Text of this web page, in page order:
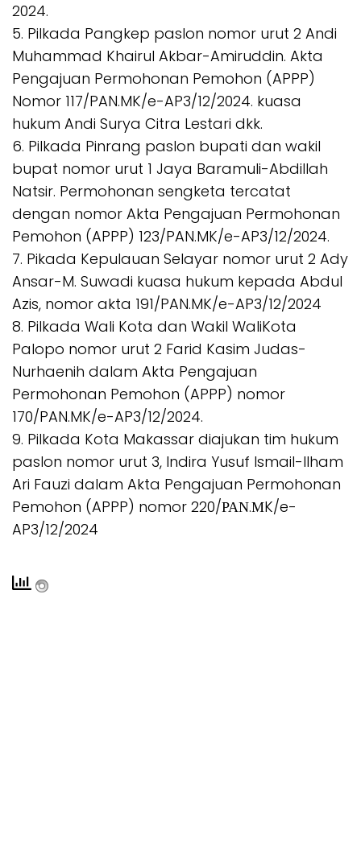
2024.
5. Pilkada Pangkep paslon nomor urut 2 Andi
Muhammad Khairul Akbar-Amiruddin. Akta
Pengajuan Permohonan Pemohon (APPP)
Nomor 117/PAN.MK/e-AP3/12/2024. kuasa
hukum Andi Surya Citra Lestari dkk.
6. Pilkada Pinrang paslon bupati dan wakil
bupat nomor urut 1 Jaya Baramuli-Abdillah
Natsir. Permohonan sengketa tercatat
dengan nomor Akta Pengajuan Permohonan
Pemohon (APPP) 123/PAN.MK/e-AP3/12/2024.
7. Pikada Kepulauan Selayar nomor urut 2 Ady
Ansar-M. Suwadi kuasa hukum kepada Abdul
Azis, nomor akta 191/PAN.MK/e-AP3/12/2024
8. Pilkada Wali Kota dan Wakil WaliKota
Palopo nomor urut 2 Farid Kasim Judas-
Nurhaenih dalam Akta Pengajuan
Permohonan Pemohon (APPP) nomor
170/PAN.MK/e-AP3/12/2024.
9. Pilkada Kota Makassar diajukan tim hukum
paslon nomor urut 3, Indira Yusuf Ismail-Ilham
Ari Fauzi dalam Akta Pengajuan Permohonan
Pemohon (APPP) nomor 220/ΡΑΝ.ΜK/e-
AP3/12/2024